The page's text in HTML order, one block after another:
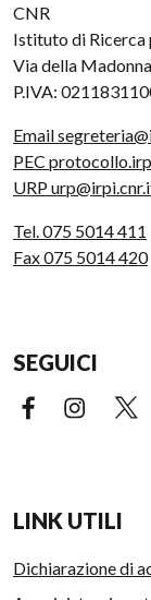
CNR
Istituto di Ricerca
Via della
P.IVA:
Email
PEC
URP
Tel. 075 5014 411
Fax 075 5014 420
SEGUICI
Facebook (link
LINK UTILI
Dichiarazione di